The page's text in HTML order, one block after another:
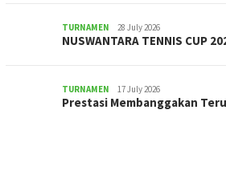
TURNAMEN 28 July 2026
NUSWANTARA TENNIS CUP
TURNAMEN 17 July 2026
Prestasi Membanggakan